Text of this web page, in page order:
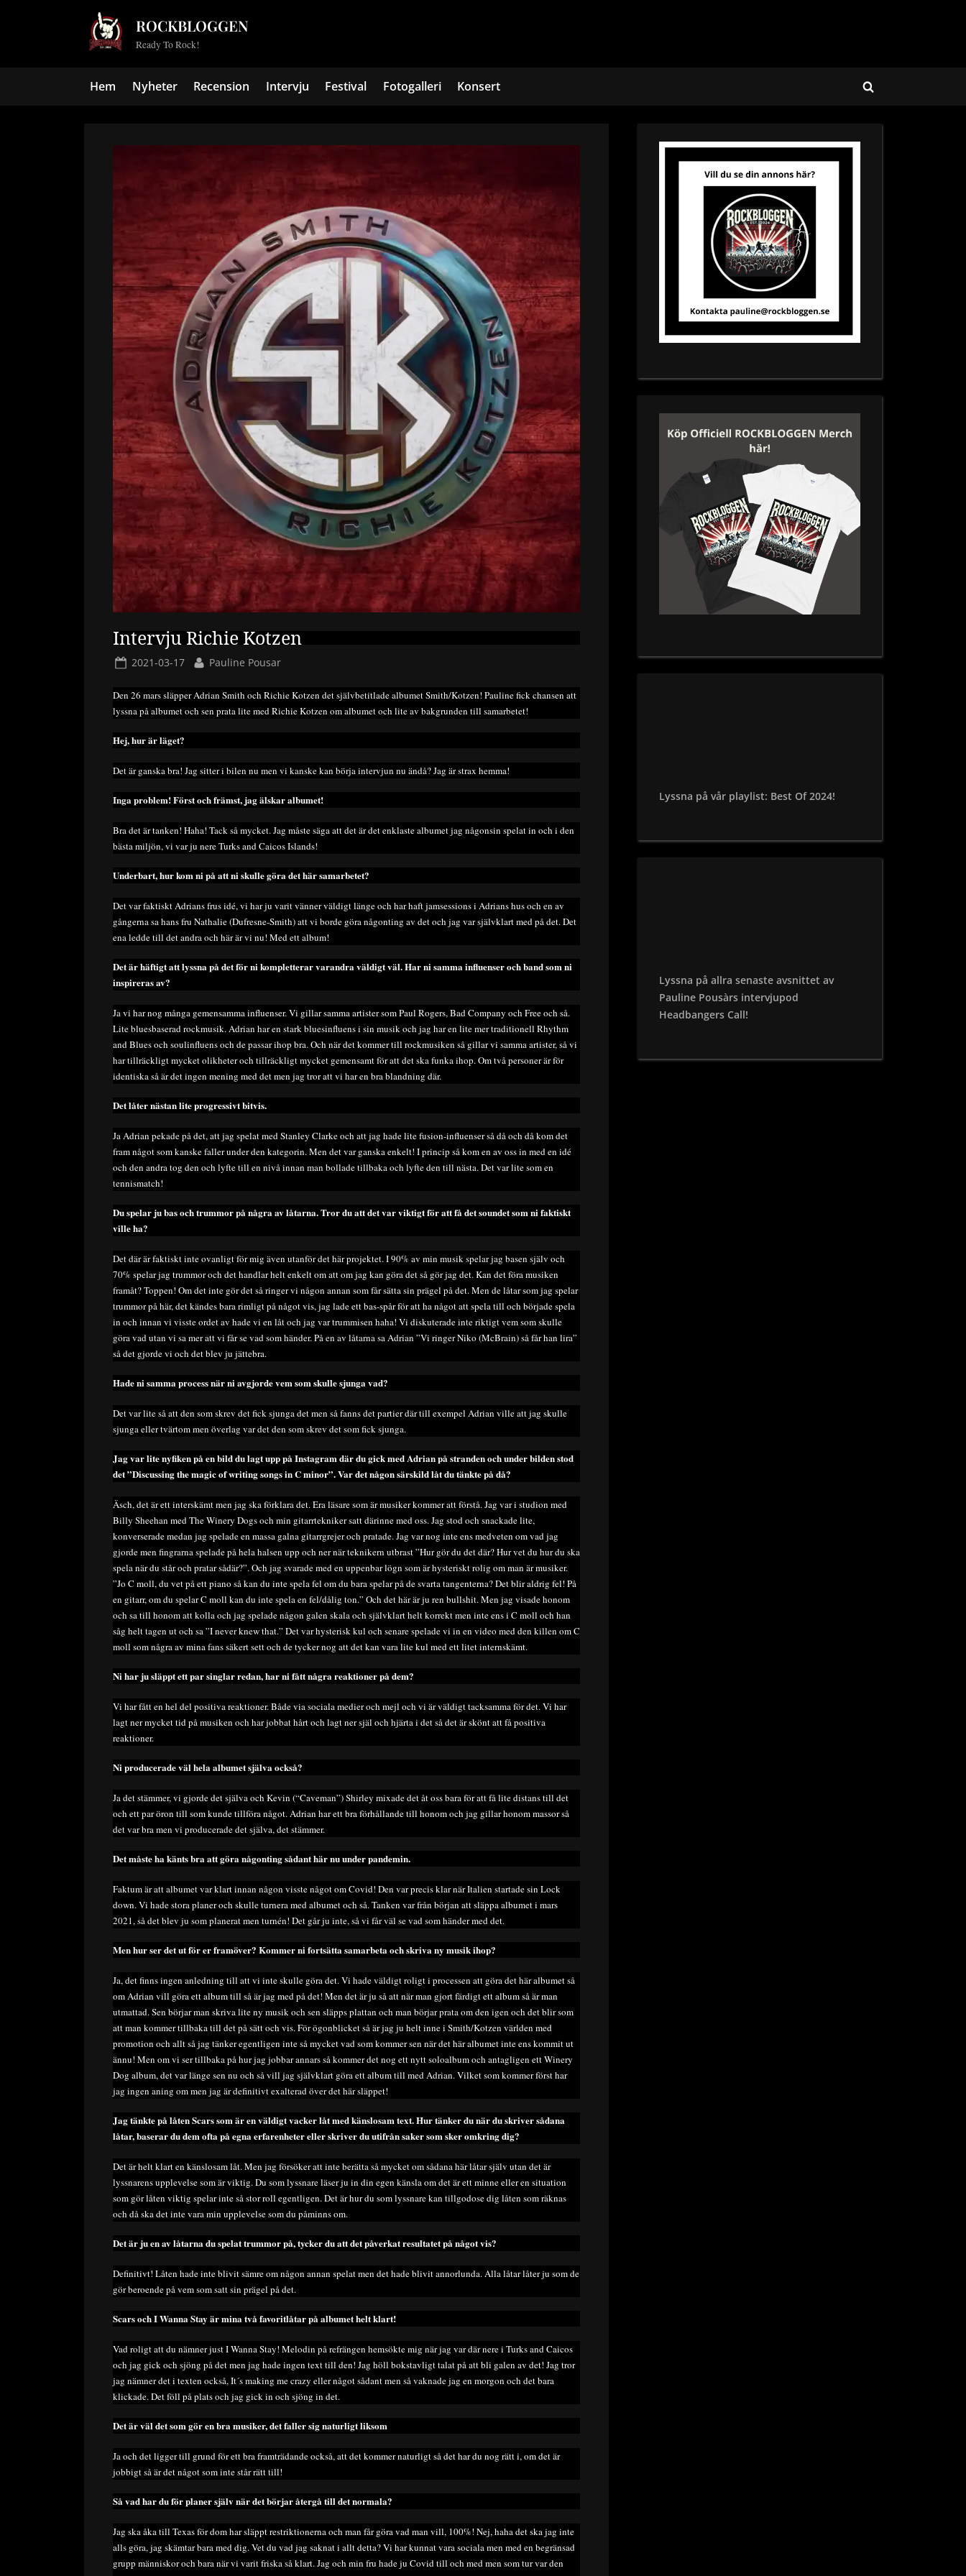
ROCKBLOGGEN
Ready To Rock!
Hem Nyheter Recension Intervju Festival Fotogalleri Konsert
Toggle
Intervju Richie Kotzen
Posted
2021-03-17 By
Pauline Pousar
Den 26 mars släpper Adrian Smith och Richie Kotzen det självbetitlade albumet Smith/Kotzen! Pauline fick chansen att
lyssna på albumet och sen prata lite med Richie Kotzen om albumet och lite av bakgrunden till samarbetet!
Hej, hur är läget?
Det är ganska bra! Jag sitter i bilen nu men vi kanske kan börja intervjun nu ändå? Jag är strax hemma!
Inga problem! Först och främst, jag älskar albumet!
Bra det är tanken! Haha! Tack så mycket. Jag måste säga att det är det enklaste albumet jag någonsin spelat in och i den
bästa miljön, vi var ju nere Turks and Caicos Islands!
Underbart, hur kom ni på att ni skulle göra det här samarbetet?
Det var faktiskt Adrians frus idé, vi har ju varit vänner väldigt länge och har haft jamsessions i Adrians hus och en av
gångerna sa hans fru Nathalie (Dufresne-Smith) att vi borde göra någonting av det och jag var självklart med på det. Det
ena ledde till det andra och här är vi nu! Med ett album!
Det är häftigt att lyssna på det för ni kompletterar varandra väldigt väl. Har ni samma influenser och band som ni
inspireras av?
Ja vi har nog många gemensamma influenser. Vi gillar samma artister som Paul Rogers, Bad Company och Free och så.
Lite bluesbaserad rockmusik. Adrian har en stark bluesinfluens i sin musik och jag har en lite mer traditionell Rhythm
and Blues och soulinfluens och de passar ihop bra. Och när det kommer till rockmusiken så gillar vi samma artister, så vi
har tillräckligt mycket olikheter och tillräckligt mycket gemensamt för att det ska funka ihop. Om två personer är för
identiska så är det ingen mening med det men jag tror att vi har en bra blandning där.
Det låter nästan lite progressivt bitvis.
Ja Adrian pekade på det, att jag spelat med Stanley Clarke och att jag hade lite fusion-influenser så då och då kom det
fram något som kanske faller under den kategorin. Men det var ganska enkelt! I princip så kom en av oss in med en idé
och den andra tog den och lyfte till en nivå innan man bollade tillbaka och lyfte den till nästa. Det var lite som en
tennismatch!
Du spelar ju bas och trummor på några av låtarna. Tror du att det var viktigt för att få det soundet som ni faktiskt
ville ha?
Det där är faktiskt inte ovanligt för mig även utanför det här projektet. I 90% av min musik spelar jag basen själv och
70% spelar jag trummor och det handlar helt enkelt om att om jag kan göra det så gör jag det. Kan det föra musiken
framåt? Toppen! Om det inte gör det så ringer vi någon annan som får sätta sin prägel på det. Men de låtar som jag spelar
trummor på här, det kändes bara rimligt på något vis, jag lade ett bas-spår för att ha något att spela till och började spela
in och innan vi visste ordet av hade vi en låt och jag var trummisen haha! Vi diskuterade inte riktigt vem som skulle
göra vad utan vi sa mer att vi får se vad som händer. På en av låtarna sa Adrian ”Vi ringer Niko (McBrain) så får han lira”
så det gjorde vi och det blev ju jättebra.
Hade ni samma process när ni avgjorde vem som skulle sjunga vad?
Det var lite så att den som skrev det fick sjunga det men så fanns det partier där till exempel Adrian ville att jag skulle
sjunga eller tvärtom men överlag var det den som skrev det som fick sjunga.
Jag var lite nyfiken på en bild du lagt upp på Instagram där du gick med Adrian på stranden och under bilden stod
det ”Discussing the magic of writing songs in C minor”. Var det någon särskild låt du tänkte på då?
Äsch, det är ett interskämt men jag ska förklara det. Era läsare som är musiker kommer att förstå. Jag var i studion med
Billy Sheehan med The Winery Dogs och min gitarrtekniker satt därinne med oss. Jag stod och snackade lite,
konverserade medan jag spelade en massa galna gitarrgrejer och pratade. Jag var nog inte ens medveten om vad jag
gjorde men fingrarna spelade på hela halsen upp och ner när teknikern utbrast ”Hur gör du det där? Hur vet du hur du ska
spela när du står och pratar sådär?”. Och jag svarade med en uppenbar lögn som är hysteriskt rolig om man är musiker.
”Jo C moll, du vet på ett piano så kan du inte spela fel om du bara spelar på de svarta tangenterna? Det blir aldrig fel! På
en gitarr, om du spelar C moll kan du inte spela en fel/dålig ton.” Och det här är ju ren bullshit. Men jag visade honom
och sa till honom att kolla och jag spelade någon galen skala och självklart helt korrekt men inte ens i C moll och han
såg helt tagen ut och sa ”I never knew that.” Det var hysterisk kul och senare spelade vi in en video med den killen om C
moll som några av mina fans säkert sett och de tycker nog att det kan vara lite kul med ett litet internskämt.
Ni har ju släppt ett par singlar redan, har ni fått några reaktioner på dem?
Vi har fått en hel del positiva reaktioner. Både via sociala medier och mejl och vi är väldigt tacksamma för det. Vi har
lagt ner mycket tid på musiken och har jobbat hårt och lagt ner själ och hjärta i det så det är skönt att få positiva
reaktioner.
Ni producerade väl hela albumet själva också?
Ja det stämmer, vi gjorde det själva och Kevin (“Caveman”) Shirley mixade det åt oss bara för att få lite distans till det
och ett par öron till som kunde tillföra något. Adrian har ett bra förhållande till honom och jag gillar honom massor så
det var bra men vi producerade det själva, det stämmer.
Det måste ha känts bra att göra någonting sådant här nu under pandemin.
Faktum är att albumet var klart innan någon visste något om Covid! Den var precis klar när Italien startade sin Lock
down. Vi hade stora planer och skulle turnera med albumet och så. Tanken var från början att släppa albumet i mars
2021, så det blev ju som planerat men turnén! Det går ju inte, så vi får väl se vad som händer med det.
Men hur ser det ut för er framöver? Kommer ni fortsätta samarbeta och skriva ny musik ihop?
Ja, det finns ingen anledning till att vi inte skulle göra det. Vi hade väldigt roligt i processen att göra det här albumet så
om Adrian vill göra ett album till så är jag med på det! Men det är ju så att när man gjort färdigt ett album så är man
utmattad. Sen börjar man skriva lite ny musik och sen släpps plattan och man börjar prata om den igen och det blir som
att man kommer tillbaka till det på sätt och vis. För ögonblicket så är jag ju helt inne i Smith/Kotzen världen med
promotion och allt så jag tänker egentligen inte så mycket vad som kommer sen när det här albumet inte ens kommit ut
ännu! Men om vi ser tillbaka på hur jag jobbar annars så kommer det nog ett nytt soloalbum och antagligen ett Winery
Dog album, det var länge sen nu och så vill jag självklart göra ett album till med Adrian. Vilket som kommer först har
jag ingen aning om men jag är definitivt exalterad över det här släppet!
Jag tänkte på låten Scars som är en väldigt vacker låt med känslosam text. Hur tänker du när du skriver sådana
låtar, baserar du dem ofta på egna erfarenheter eller skriver du utifrån saker som sker omkring dig?
Det är helt klart en känslosam låt. Men jag försöker att inte berätta så mycket om sådana här låtar själv utan det är
lyssnarens upplevelse som är viktig. Du som lyssnare läser ju in din egen känsla om det är ett minne eller en situation
som gör låten viktig spelar inte så stor roll egentligen. Det är hur du som lyssnare kan tillgodose dig låten som räknas
och då ska det inte vara min upplevelse som du påminns om.
Det är ju en av låtarna du spelat trummor på, tycker du att det påverkat resultatet på något vis?
Definitivt! Låten hade inte blivit sämre om någon annan spelat men det hade blivit annorlunda. Alla låtar låter ju som de
gör beroende på vem som satt sin prägel på det.
Scars och I Wanna Stay är mina två favoritlåtar på albumet helt klart!
Vad roligt att du nämner just I Wanna Stay! Melodin på refrängen hemsökte mig när jag var där nere i Turks and Caicos
och jag gick och sjöng på det men jag hade ingen text till den! Jag höll bokstavligt talat på att bli galen av det! Jag tror
jag nämner det i texten också, It´s making me crazy eller något sådant men så vaknade jag en morgon och det bara
klickade. Det föll på plats och jag gick in och sjöng in det.
Det är väl det som gör en bra musiker, det faller sig naturligt liksom
Ja och det ligger till grund för ett bra framträdande också, att det kommer naturligt så det har du nog rätt i, om det är
jobbigt så är det något som inte står rätt till!
Så vad har du för planer själv när det börjar återgå till det normala?
Jag ska åka till Texas för dom har släppt restriktionerna och man får göra vad man vill, 100%! Nej, haha det ska jag inte
alls göra, jag skämtar bara med dig. Vet du vad jag saknat i allt detta? Vi har kunnat vara sociala men med en begränsad
grupp människor och bara när vi varit friska så klart. Jag och min fru hade ju Covid till och med men som tur var den
Lyssna på vår playlist: Best Of 2024!
Lyssna på allra senaste avsnittet av
Pauline Pousàrs intervjupod
Headbangers Call!